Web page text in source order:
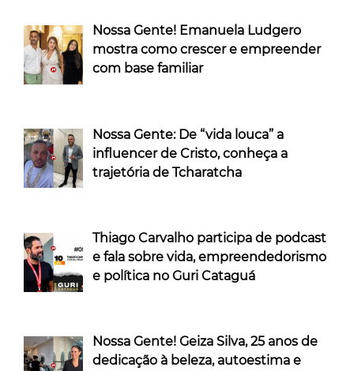
Nossa Gente! Emanuela Ludgero
mostra como crescer e empreender
com base familiar
Nossa Gente: De “vida louca” a
influencer de Cristo, conheça a
trajetória de Tcharatcha
Thiago Carvalho participa de podcast
e fala sobre vida, empreendedorismo
e política no Guri Cataguá
Nossa Gente! Geiza Silva, 25 anos de
dedicação à beleza, autoestima e